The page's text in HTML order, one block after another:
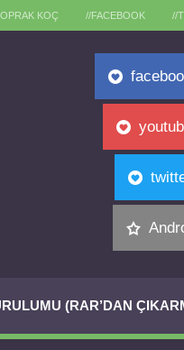
KOÇ //FACEBOOK //
(RAR’DAN